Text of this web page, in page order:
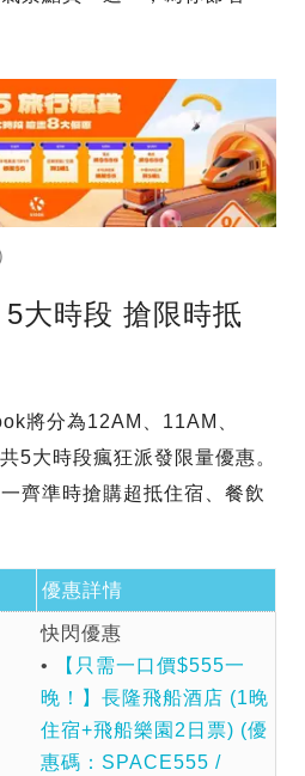
大時段 搶限時抵
將分為12AM、11AM、
5大時段瘋狂派發限量優惠。
齊準時搶購超抵住宿、餐飲
優惠詳情
快閃優惠
•
【只需一口價$555一
晚！】長隆飛船酒店 (1晚
住宿+飛船樂園2日票) (優
惠碼：SPACE555 /